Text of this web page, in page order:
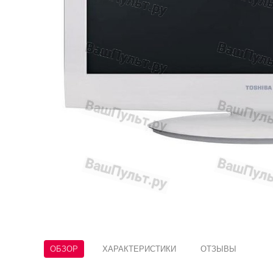
ОБЗОР ХАРАКТЕРИСТИКИ ОТЗЫВЫ